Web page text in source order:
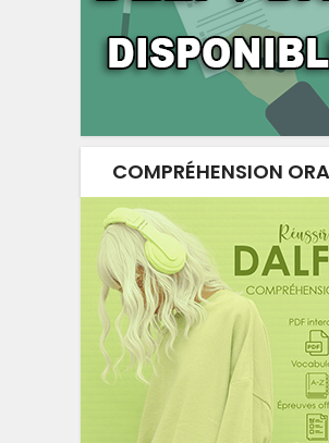
COMPRÉHENSION